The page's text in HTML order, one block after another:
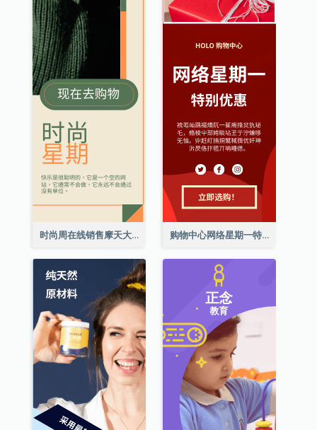
时尚周在线销售摩天大楼横幅 购物中心网络星期一特别优惠擎天柱广告